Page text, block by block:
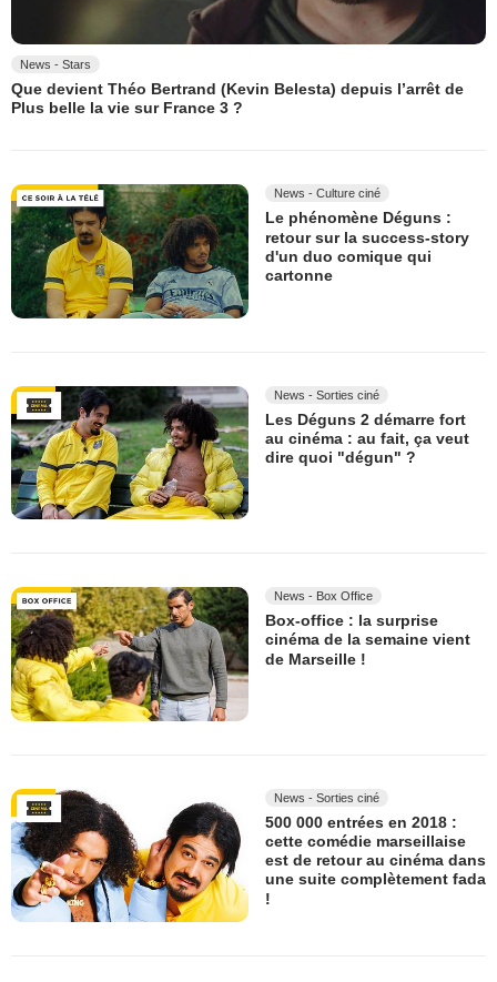
News - Stars
Que devient Théo Bertrand (Kevin Belesta) depuis l’arrêt de
Plus belle la vie sur France 3 ?
News - Culture ciné
Le phénomène Déguns :
retour sur la success-story
d'un duo comique qui
cartonne
News - Sorties ciné
Les Déguns 2 démarre fort
au cinéma : au fait, ça veut
dire quoi "dégun" ?
News - Box Office
Box-office : la surprise
cinéma de la semaine vient
de Marseille !
News - Sorties ciné
500 000 entrées en 2018 :
cette comédie marseillaise
est de retour au cinéma dans
une suite complètement fada
!